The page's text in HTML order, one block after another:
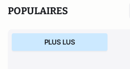
POPULAIRES
PLUS LUS